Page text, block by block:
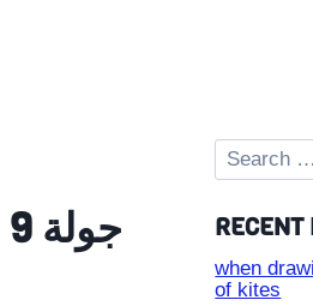
Search
for:
RECENT
when
of kites